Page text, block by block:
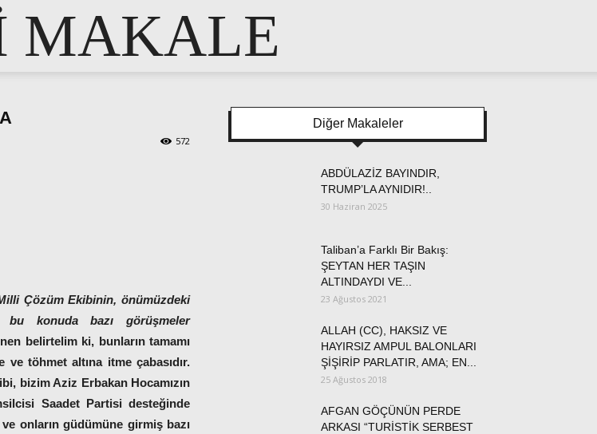
MAKALE
572
Çözüm Ekibinin, önümüzdeki
bu konuda bazı görüşmeler
belirtelim ki, bunların tamamı
töhmet altına itme çabasıdır.
bizim Aziz Erbakan Hocamızın
Saadet Partisi desteğinde
ve onların güdümüne girmiş bazı
Diğer Makaleler
ABDÜLAZİZ BAYINDIR,
TRUMP’LA AYNIDIR!..
30 Haziran 2025
Taliban’a Farklı Bir Bakış:
ŞEYTAN HER TAŞIN
ALTINDAYDI VE...
23 Ağustos 2021
ALLAH (CC), HAKSIZ VE
HAYIRSIZ AMPUL BALONLARI
ŞİŞİRİP PARLATIR, AMA; EN...
25 Ağustos 2018
AFGAN GÖÇÜNÜN PERDE
ARKASI “TURİSTİK SERBEST